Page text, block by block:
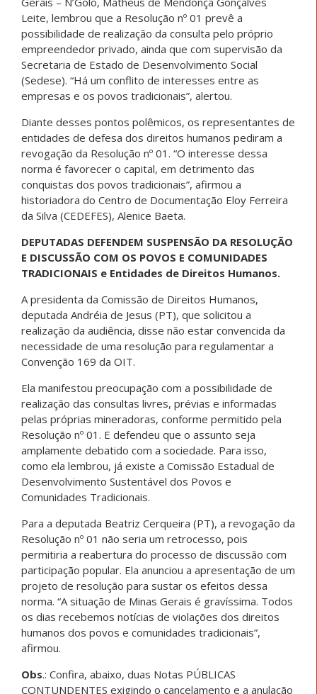
Leite, lembrou que a Resolução nº 01 prevê a
possibilidade de realização da consulta pelo próprio
empreendedor privado, ainda que com supervisão da
Secretaria de Estado de Desenvolvimento Social
(Sedese). “Há um conflito de interesses entre as
empresas e os povos tradicionais”, alertou.
Diante desses pontos polêmicos, os representantes de
entidades de defesa dos direitos humanos pediram a
revogação da Resolução nº 01. “O interesse dessa
norma é favorecer o capital, em detrimento das
conquistas dos povos tradicionais”, afirmou a
historiadora do Centro de Documentação Eloy Ferreira
da Silva (CEDEFES), Alenice Baeta.
DEPUTADAS DEFENDEM SUSPENSÃO DA RESOLUÇÃO
E DISCUSSÃO COM OS POVOS E COMUNIDADES
TRADICIONAIS e Entidades de Direitos Humanos.
A presidenta da Comissão de Direitos Humanos,
deputada Andréia de Jesus (PT), que solicitou a
realização da audiência, disse não estar convencida da
necessidade de uma resolução para regulamentar a
Convenção 169 da OIT.
Ela manifestou preocupação com a possibilidade de
realização das consultas livres, prévias e informadas
pelas próprias mineradoras, conforme permitido pela
Resolução nº 01. E defendeu que o assunto seja
amplamente debatido com a sociedade. Para isso,
como ela lembrou, já existe a Comissão Estadual de
Desenvolvimento Sustentável dos Povos e
Comunidades Tradicionais.
Para a deputada Beatriz Cerqueira (PT), a revogação da
Resolução nº 01 não seria um retrocesso, pois
permitiria a reabertura do processo de discussão com
participação popular. Ela anunciou a apresentação de um
projeto de resolução para sustar os efeitos dessa
norma. “A situação de Minas Gerais é gravíssima. Todos
os dias recebemos notícias de violações dos direitos
humanos dos povos e comunidades tradicionais”,
afirmou.
Obs.: Confira, abaixo, duas Notas PÚBLICAS
CONTUNDENTES exigindo o cancelamento e a anulação